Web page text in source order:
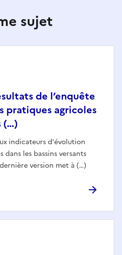
sujet
de l’enquête
pratiques agricoles
(…)
indicateurs d'évolution
dans les bassins versants
version met à (…)